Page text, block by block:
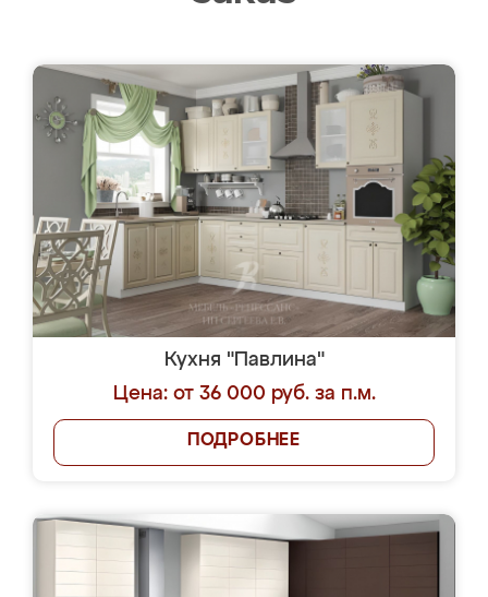
Кухня "Павлина"
Цена: от 36 000 руб. за п.м.
ПОДРОБНЕЕ